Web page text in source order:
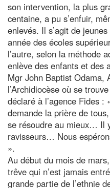
son intervention, la plus
centaine, a pu s’enfuir,
enlevés. Il s’agit de
année des écoles
l’autre, selon la méthode
enlève des enfants et des
Mgr John Baptist Odama,
l’Archidiocèse où se
déclaré à l’agence Fides
demande la prière de
se résoudre au mieux… Il
ravisseurs… Nous
».
Au début du mois de
trêve qui n’est jamais
grande partie de l’ethnie